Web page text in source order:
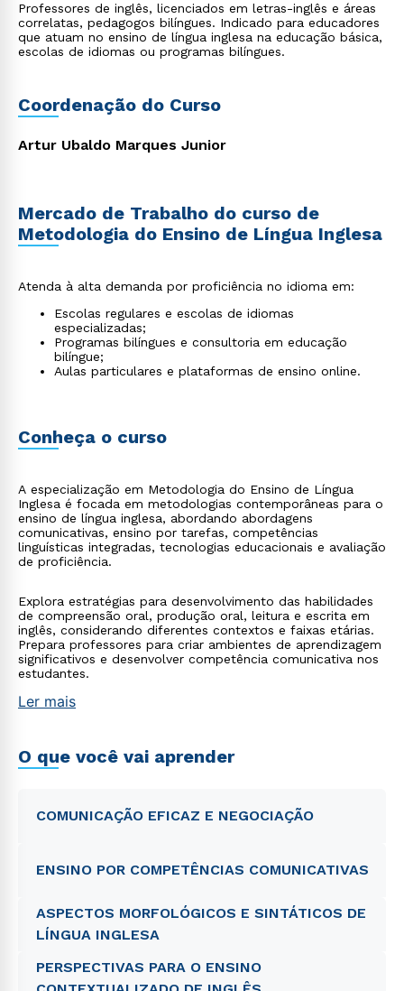
Professores de inglês, licenciados em letras-inglês e áreas
correlatas, pedagogos bilíngues. Indicado para educadores
que atuam no ensino de língua inglesa na educação básica,
escolas de idiomas ou programas bilíngues.
Coordenação do Curso
Artur Ubaldo Marques Junior
Mercado de Trabalho do curso de
Metodologia do Ensino de Língua Inglesa
Atenda à alta demanda por proficiência no idioma em:
Escolas regulares e escolas de idiomas
especializadas;
Programas bilíngues e consultoria em educação
bilíngue;
Aulas particulares e plataformas de ensino online.
Conheça o curso
A especialização em Metodologia do Ensino de Língua
Inglesa é focada em metodologias contemporâneas para o
ensino de língua inglesa, abordando abordagens
comunicativas, ensino por tarefas, competências
linguísticas integradas, tecnologias educacionais e avaliação
de proficiência.
Explora estratégias para desenvolvimento das habilidades
de compreensão oral, produção oral, leitura e escrita em
inglês, considerando diferentes contextos e faixas etárias.
Prepara professores para criar ambientes de aprendizagem
significativos e desenvolver competência comunicativa nos
estudantes.
Ler mais
O que você vai aprender
COMUNICAÇÃO EFICAZ E NEGOCIAÇÃO
ENSINO POR COMPETÊNCIAS COMUNICATIVAS
ASPECTOS MORFOLÓGICOS E SINTÁTICOS DE
LÍNGUA INGLESA
PERSPECTIVAS PARA O ENSINO